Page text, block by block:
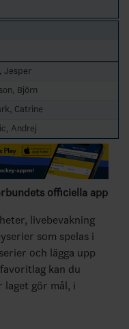
Jesper
Björn
Catrine
Andrej
officiella app
livebevakning
som spelas i
och lägga upp
kan du
laget gör mål, i